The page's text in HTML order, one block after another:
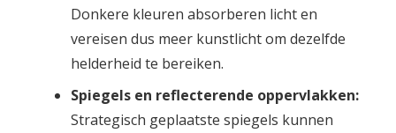
Donkere kleuren absorberen licht en
vereisen dus meer kunstlicht om dezelfde
helderheid te bereiken.
Spiegels en reflecterende oppervlakken:
Strategisch geplaatste spiegels kunnen